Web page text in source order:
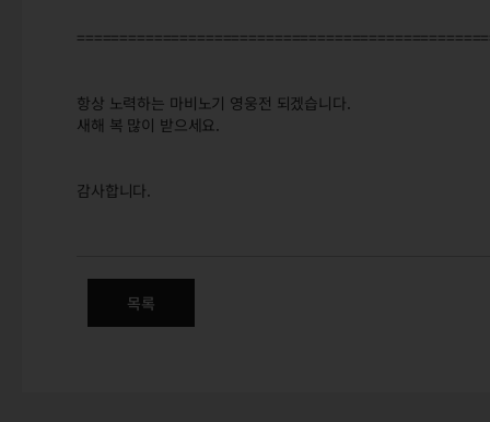
항상 노력하는 마비노기 영웅전 되겠습니다.
새해 복 많이 받으세요.
감사합니다.
목록